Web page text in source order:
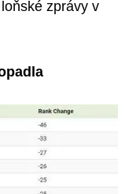
zprávy v